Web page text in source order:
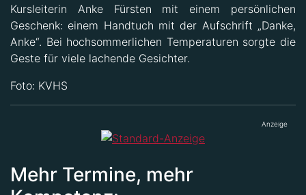
Kursleiterin Anke Fürsten mit einem persönlichen
Geschenk: einem Handtuch mit der Aufschrift „Danke,
Anke“. Bei hochsommerlichen Temperaturen sorgte die
Geste für viele lachende Gesichter.
Foto: KVHS
Anzeige
Mehr Termine, mehr